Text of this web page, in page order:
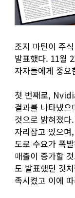
조지 마틴이 주
발표했다. 11월
자자들에게 중
첫 번째로,
결과를 나타냈
것으로 밝혀졌
자리잡고 있으
도로 수요가 폭
매출이 증가할
도 발표했던 것
족시켰고 이에